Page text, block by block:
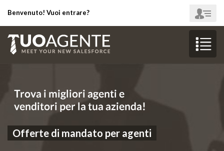
Benvenuto! Vuoi entrare?
Offerte di mandato per agenti